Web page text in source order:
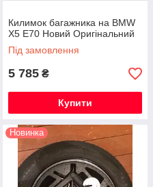
Килимок багажника на BMW
X5 E70 Новий Оригінальний
Під замовлення
5 785 ₴
Купити
Новинка